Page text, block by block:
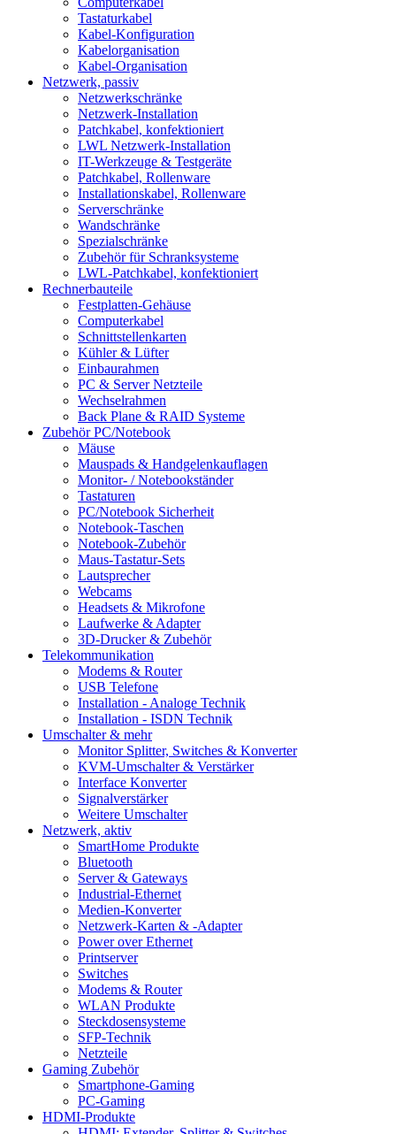
Tastaturkabel
Kabel-Konfiguration
Kabelorganisation
Kabel-Organisation
Netzwerk, passiv
Netzwerkschränke
Netzwerk-Installation
Patchkabel, konfektioniert
LWL Netzwerk-Installation
IT-Werkzeuge & Testgeräte
Patchkabel, Rollenware
Installationskabel, Rollenware
Serverschränke
Wandschränke
Spezialschränke
Zubehör für Schranksysteme
LWL-Patchkabel, konfektioniert
Rechnerbauteile
Festplatten-Gehäuse
Computerkabel
Schnittstellenkarten
Kühler & Lüfter
Einbaurahmen
PC & Server Netzteile
Wechselrahmen
Back Plane & RAID Systeme
Zubehör PC/Notebook
Mäuse
Mauspads & Handgelenkauflagen
Monitor- / Notebookständer
Tastaturen
PC/Notebook Sicherheit
Notebook-Taschen
Notebook-Zubehör
Maus-Tastatur-Sets
Lautsprecher
Webcams
Headsets & Mikrofone
Laufwerke & Adapter
3D-Drucker & Zubehör
Telekommunikation
Modems & Router
USB Telefone
Installation - Analoge Technik
Installation - ISDN Technik
Umschalter & mehr
Monitor Splitter, Switches & Konverter
KVM-Umschalter & Verstärker
Interface Konverter
Signalverstärker
Weitere Umschalter
Netzwerk, aktiv
SmartHome Produkte
Bluetooth
Server & Gateways
Industrial-Ethernet
Medien-Konverter
Netzwerk-Karten & -Adapter
Power over Ethernet
Printserver
Switches
Modems & Router
WLAN Produkte
Steckdosensysteme
SFP-Technik
Netzteile
Gaming Zubehör
Smartphone-Gaming
PC-Gaming
HDMI-Produkte